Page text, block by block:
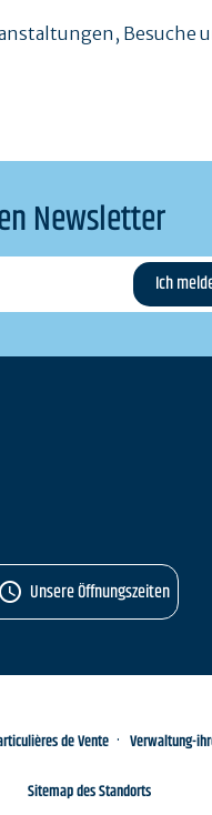
Besuche
Newsletter
Unsere Öffnungszeiten
de Vente Verwaltung-
Sitemap des Standorts